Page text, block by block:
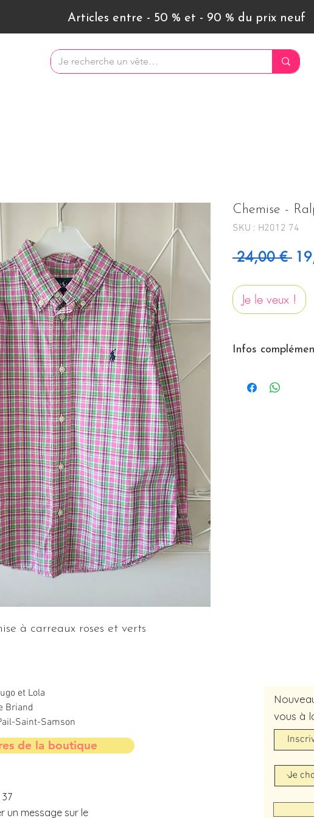
Articles entre - 50 % et - 90 % du prix neuf
à carreaux roses et verts
Chemise -
SKU : H2012 74
24,00 €
Je le veux !
Infos
et Lola
Briand
Saint-Samson
de la boutique
un message sur le
vous à